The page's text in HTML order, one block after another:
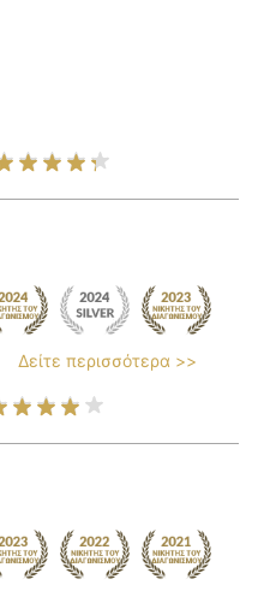
Δείτε περισσότερα >>